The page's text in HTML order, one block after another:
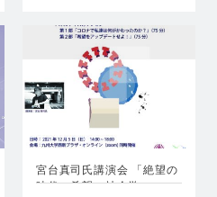
宮台真司氏講演会 「絶望の
時代の希望の社会学-w…